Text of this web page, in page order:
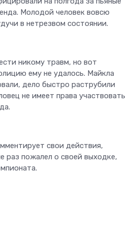
Молодой человек вовсю
в нетрезвом состоянии.
никому травм, но вот
ему не удалось. Майкла
дело быстро раструбили
не имеет права участвовать
свои действия,
раз пожалел о своей выходке,